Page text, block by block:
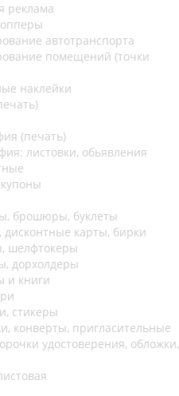
реклама
автотранспорта
помещений (точки
наклейки
(печать)
листовки, обьявления
брошюры, буклеты
дисконтные карты, бирки
шелфтокеры
дорхолдеры
и книги
стикеры
конверты, пригласительные
удостоверения, обложки,